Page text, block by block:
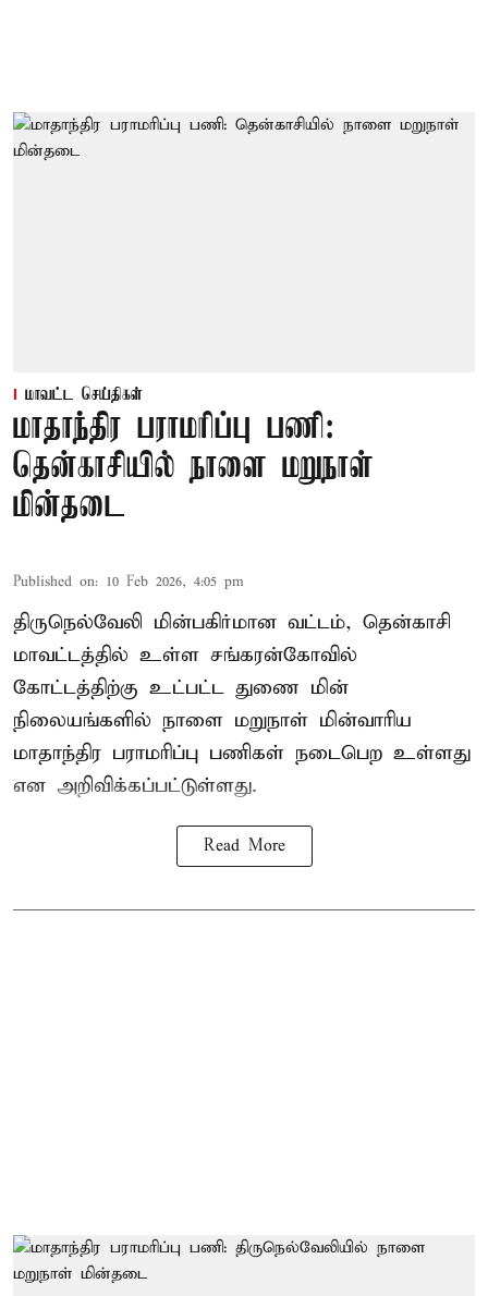
மாவட்ட செய்திகள்
மாதாந்திர பராமரிப்பு பணி:
தென்காசியில் நாளை மறுநாள்
மின்தடை
Published on: 10 Feb 2026, 4:05 pm
திருநெல்வேலி மின்பகிர்மான வட்டம், தென்காசி
மாவட்டத்தில் உள்ள சங்கரன்கோவில்
கோட்டத்திற்கு உட்பட்ட துணை மின்
நிலையங்களில் நாளை மறுநாள் மின்வாரிய
மாதாந்திர பராமரிப்பு பணிகள் நடைபெற உள்ளது
என அறிவிக்கப்பட்டுள்ளது.
Read More